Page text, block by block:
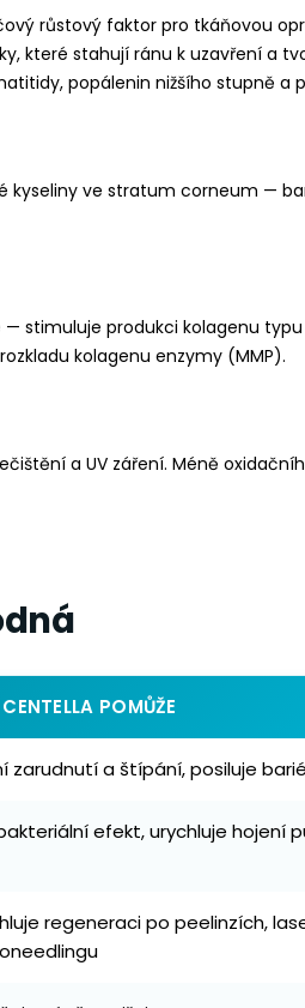
růstový faktor pro tkáňovou
které stahují ránu k uzavření a
popálenin nižšího stupně a
kyseliny ve stratum corneum —
stimuluje produkci kolagenu typu
kolagenu enzymy (MMP).
a UV záření. Méně
POMŮŽE
zarudnutí a štípání, posiluje
efekt, urychluje hojení
regeneraci po peelinzích,